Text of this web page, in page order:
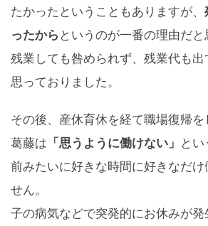
たかったということもありますが、
ったから というのが一番の理由だと
残業しても咎められず、残業代も出
思っておりました。
その後、産休育休を経て職場復帰
葛藤は 「思うように働けない」 とい
前みたいに好きな時間に好きなだけ
せん。
子の病気などで突発的にお休みが